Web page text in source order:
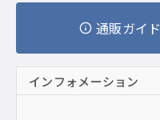
通販ガイド
インフォメーション